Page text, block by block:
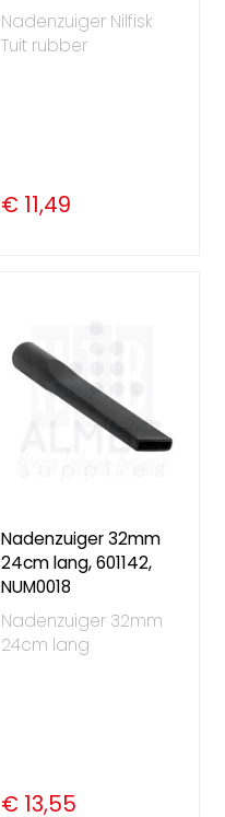
Nadenzuiger Nilfisk
Tuit rubber
€ 11,49
Nadenzuiger 32mm
24cm lang, 601142,
NUM0018
Nadenzuiger 32mm
24cm lang
€ 13,55